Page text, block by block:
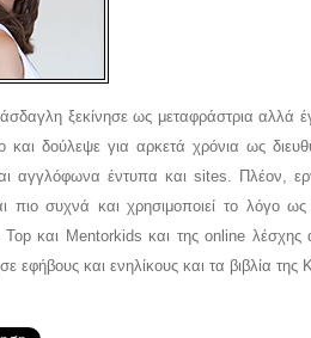
ξεκίνησε ως μεταφράστρια αλλά
και δούλεψε για αρκετά χρόνια ως
αγγλόφωνα έντυπα και sites. Πλέον,
πιο συχνά και χρησιμοποιεί το λόγο
και Mentorkids και της online λέσχης
εφήβους και ενηλίκους και τα βιβλία